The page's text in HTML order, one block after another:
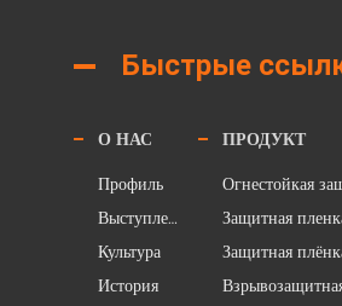
Быстрые
О НАС
Профиль
Выступлен
ие лидера
Культура
История
ПРОДУКТ
Огнестойкая
ковровых
Защитная
листов
Защитная
поверхностей